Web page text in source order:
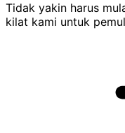
Tidak yakin harus
kilat kami untuk